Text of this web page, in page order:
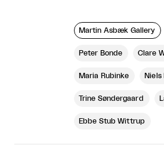
Martin Asbæk Gallery
Peter Bonde Clare
Maria Rubinke Niels
Trine Søndergaard
Ebbe Stub Wittrup